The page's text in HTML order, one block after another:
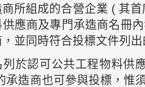
商所組成的合營企業 ( 其
應商及專門承造商名冊
並同時符合投標文件列
列於認可公共工程物料供
承造商也可參與投標，惟